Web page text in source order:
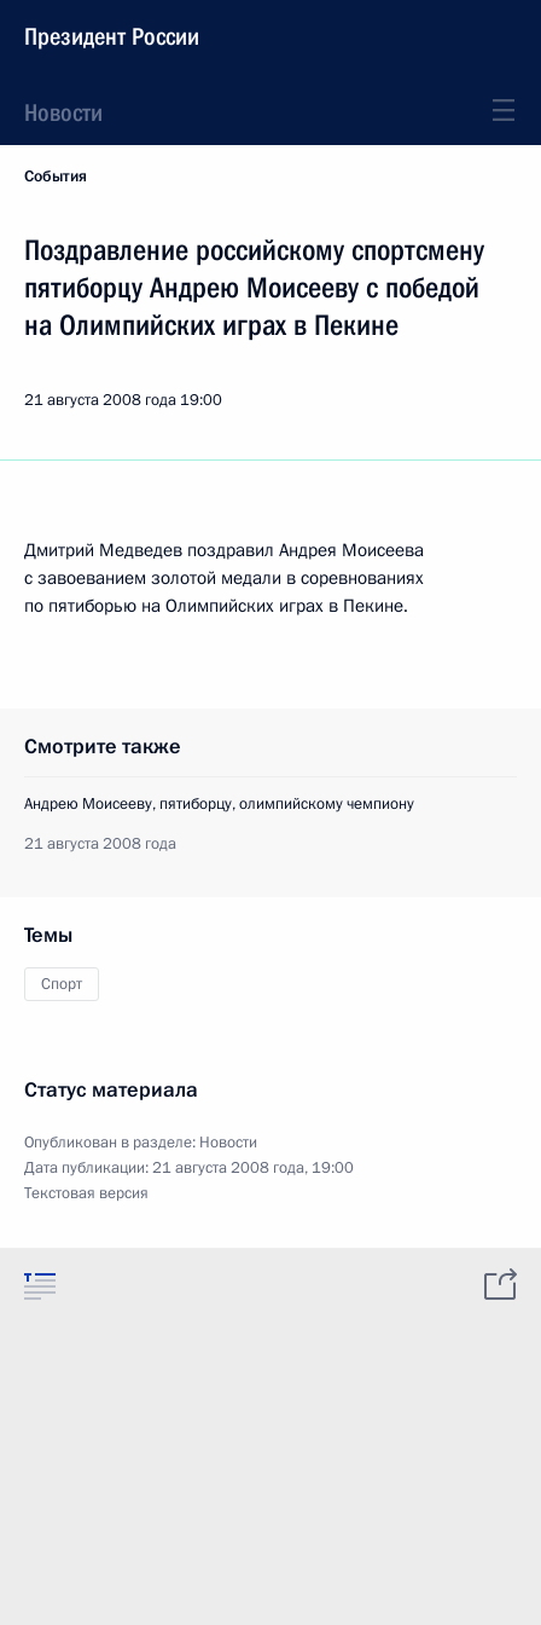
Президент России
Новости
События
Поздравление российскому спортсмену
пятиборцу Андрею Моисееву с победой
на Олимпийских играх в Пекине
21 августа 2008 года 19:00
Дмитрий Медведев поздравил Андрея Моисеева
с завоеванием золотой медали в соревнованиях
по пятиборью на Олимпийских играх в Пекине.
Смотрите также
Андрею Моисееву, пятиборцу, олимпийскому чемпиону
21 августа 2008 года
Темы
Спорт
Статус материала
Опубликован в разделе: Новости
Дата публикации:21 августа 2008 года, 19:00
Текстовая версия